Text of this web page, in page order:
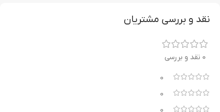
نقد و بررسی مشتریان
0 نقد و بررسی
0
0
0